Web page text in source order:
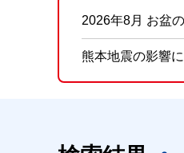
2026年8月 お盆
熊本地震の影響